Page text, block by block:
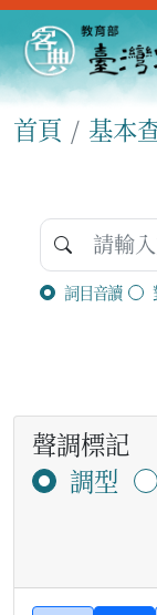
首頁 基本
詞目音讀
聲調標記
調型